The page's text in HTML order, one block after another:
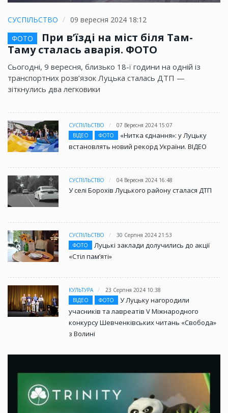
СУСПІЛЬСТВО
09 вересня 2024 18:12
ФОТО
При в’їзді на міст біля Там-
Таму сталась аварія. ФОТО
Сьогодні, 9 вересня, близько 18-ї години на одній із
транспортних розв’язок Луцька сталась ДТП —
зіткнулись два легковики
СУСПІЛЬСТВО
07 Вересня 2024 15:07
ВІДЕО
ФОТО
«Нитка єднання»: у Луцьку
встановлять новий рекорд України. ВІДЕО
СУСПІЛЬСТВО 04 Вересня 2024 16:48
У селі Борохів Луцького району сталася ДТП
СУСПІЛЬСТВО
30 Серпня 2024 21:53
ФОТО
Луцькі заклади долучились до акції
«Стіл памʼяті»
КУЛЬТУРА
23 Серпня 2024 10:38
ВІДЕО
ФОТО
У Луцьку нагородили
учасників та лавреатів V Міжнародного
конкурсу Шевченківських читань «Свобода»
з Волині